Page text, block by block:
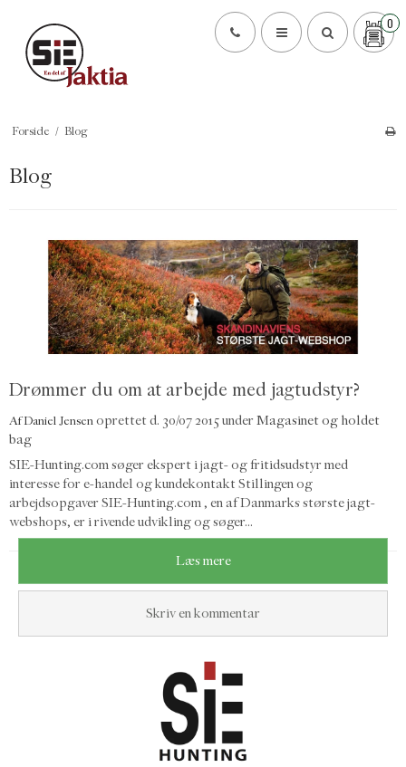
0
Forside / Blog
Blog
Drømmer du om at arbejde med jagtudstyr?
AfDaniel Jensen oprettet d. 30/07 2015underMagasinet og holdet
bag
SIE-Hunting.com søger ekspert i jagt- og fritidsudstyr med
interesse for e-handel og kundekontakt Stillingen og
arbejdsopgaver SIE-Hunting.com , en af Danmarks største jagt-
webshops, er i rivende udvikling og søger...
Læs mere
Skriv en kommentar